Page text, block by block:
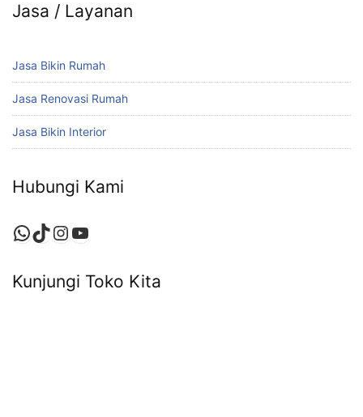
Jasa / Layanan
Jasa Bikin Rumah
Jasa Renovasi Rumah
Jasa Bikin Interior
Hubungi Kami
Kunjungi Toko Kita